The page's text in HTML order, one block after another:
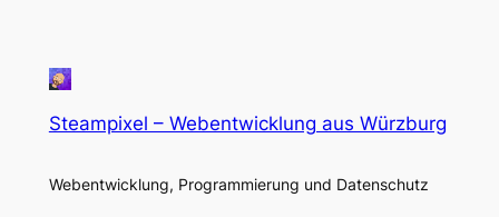
Steampixel – Webentwicklung aus Würzburg
Webentwicklung, Programmierung und Datenschutz